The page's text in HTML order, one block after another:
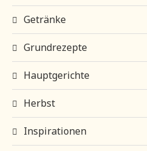
Getränke
Grundrezepte
Hauptgerichte
Herbst
Inspirationen